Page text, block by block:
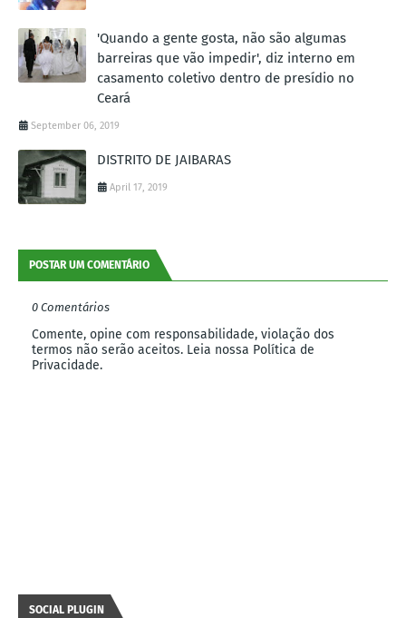
'Quando a gente gosta, não são algumas
barreiras que vão impedir', diz interno em
casamento coletivo dentro de presídio no
Ceará
September 06, 2019
DISTRITO DE JAIBARAS
April 17, 2019
POSTAR UM COMENTÁRIO
0 Comentários
Comente, opine com responsabilidade, violação dos
termos não serão aceitos. Leia nossa Política de
Privacidade.
SOCIAL PLUGIN